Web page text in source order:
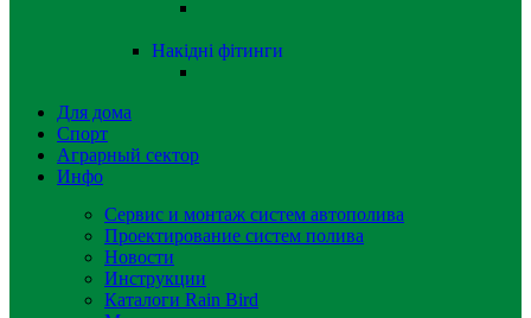
Накідні фітинги
Для дома
Спорт
Аграрный сектор
Инфо
Сервис и монтаж систем автополива
Проектирование систем полива
Новости
Инструкции
Каталоги Rain Bird